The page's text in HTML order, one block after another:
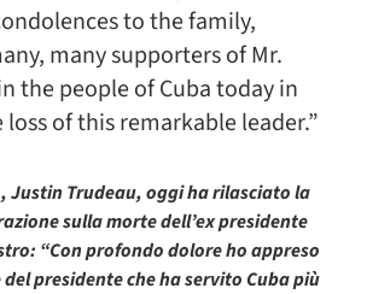
to the family,
many supporters of Mr.
the people of Cuba today in
of this remarkable leader.”
Justin Trudeau, oggi ha rilasciato la
sulla morte dell’ex presidente
“Con profondo dolore ho appreso
presidente che ha servito Cuba più